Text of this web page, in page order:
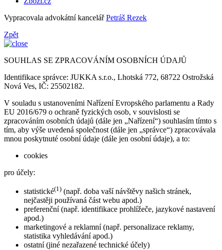
Vypracovala advokátní kancelářPetráš Rezek
Zpět
SOUHLAS SE ZPRACOVÁNÍM OSOBNÍCH ÚDAJŮ
Identifikace správce: JUKKA s.r.o., Lhotská 772, 68722 Ostrožská
Nová Ves, IČ: 25502182.
V souladu s ustanoveními Nařízení Evropského parlamentu a Rady
EU 2016/679 o ochraně fyzických osob, v souvislosti se
zpracováním osobních údajů (dále jen „Nařízení“) souhlasím tímto s
tím, aby výše uvedená společnost (dále jen „správce“) zpracovávala
mnou poskytnuté osobní údaje (dále jen osobní údaje), a to:
cookies
pro účely:
statistické(1) (např. doba vaší návštěvy našich stránek,
nejčastěji používaná část webu apod.)
preferenční (např. identifikace prohlížeče, jazykové nastavení
apod.)
marketingové a reklamní (např. personalizace reklamy,
statistika vyhledávání apod.)
ostatní (jiné nezařazené technické účely)